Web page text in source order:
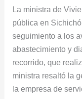
La ministra de
pública en
seguimiento a los
abastecimiento y
recorrido, que
ministra resaltó la
la empresa de
Guajira